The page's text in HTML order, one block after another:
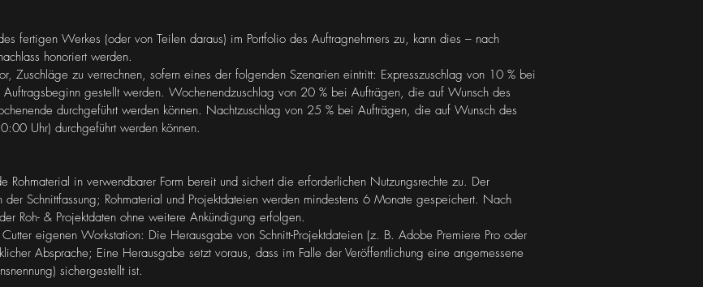
fertigen Werkes (oder von Teilen daraus) im Portfolio des Auftragnehmers zu, kann dies – nach
honoriert werden.
Zuschläge zu verrechnen, sofern eines der folgenden Szenarien eintritt: Expresszuschlag von 10 % bei
gestellt werden. Wochenendzuschlag von 20 % bei Aufträgen, die auf Wunsch des
durchgeführt werden können. Nachtzuschlag von 25 % bei Aufträgen, die auf Wunsch des
Uhr) durchgeführt werden können.
Rohmaterial in verwendbarer Form bereit und sichert die erforderlichen Nutzungsrechte zu. Der
Schnittfassung; Rohmaterial und Projektdateien werden mindestens 6 Monate gespeichert. Nach
Roh- & Projektdaten ohne weitere Ankündigung erfolgen.
eigenen Workstation: Die Herausgabe von Schnitt-Projektdateien (z. B. Adobe Premiere Pro oder
Absprache; Eine Herausgabe setzt voraus, dass im Falle der Veröffentlichung eine angemessene
sichergestellt ist.